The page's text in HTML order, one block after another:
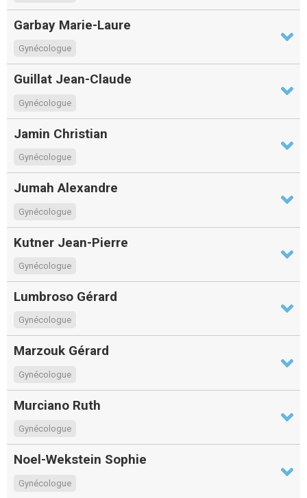
Garbay Marie-Laure
Gynécologue
Guillat Jean-Claude
Gynécologue
Jamin Christian
Gynécologue
Jumah Alexandre
Gynécologue
Kutner Jean-Pierre
Gynécologue
Lumbroso Gérard
Gynécologue
Marzouk Gérard
Gynécologue
Murciano Ruth
Gynécologue
Noel-Wekstein Sophie
Gynécologue